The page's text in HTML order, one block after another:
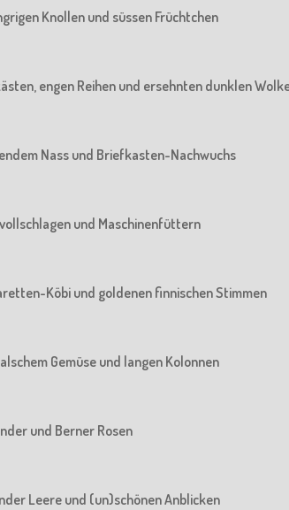
Knollen und süssen Früchtchen
engen Reihen und ersehnten dunklen
Nass und Briefkasten-Nachwuchs
und Maschinenfüttern
Köbi und goldenen finnischen Stimmen
Gemüse und langen Kolonnen
und Berner Rosen
Leere und (un)schönen Anblicken